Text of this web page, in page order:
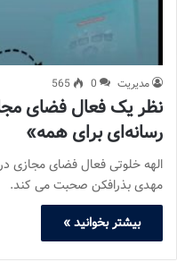
مدیریت 0
565
نظر یک فعال فضای
رسانه‌ای برای همه»
الهه خلوتی فعال فضای مجازی
مهدی بذرافکن صحبت می کند.
بیشتر بخوانید »